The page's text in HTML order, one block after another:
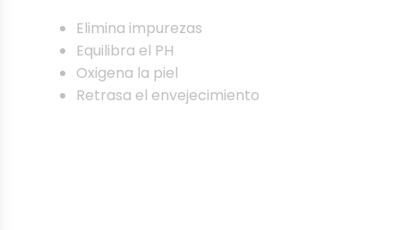
Elimina impurezas
Equilibra el PH
Oxigena la piel
Retrasa el envejecimiento